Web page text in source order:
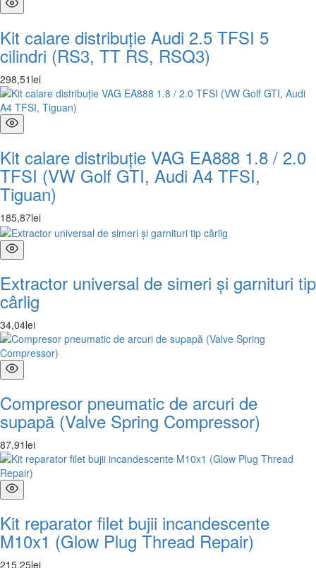
Kit calare distribuție Audi 2.5 TFSI 5
cilindri (RS3, TT RS, RSQ3)
298,51 lei
Kit calare distribuție VAG EA888 1.8 / 2.0
TFSI (VW Golf GTI, Audi A4 TFSI,
Tiguan)
185,87lei
Extractor universal de simeri și garnituri tip
cârlig
34,04lei
Compresor pneumatic de arcuri de
supapă (Valve Spring Compressor)
87,91 lei
Kit reparator filet bujii incandescente
M10x1 (Glow Plug Thread Repair)
215,25lei